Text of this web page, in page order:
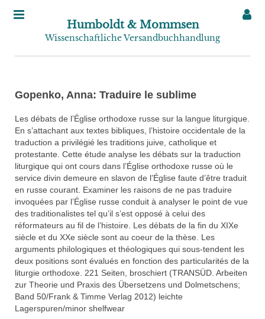
Humboldt & Mommsen
Wissenschaftliche Versandbuchhandlung
Gopenko, Anna: Traduire le sublime
Les débats de l’Église orthodoxe russe sur la langue liturgique.
En s’attachant aux textes bibliques, l’histoire occidentale de la
traduction a privilégié les traditions juive, catholique et
protestante. Cette étude analyse les débats sur la traduction
liturgique qui ont cours dans l’Église orthodoxe russe où le
service divin demeure en slavon de l’Église faute d’être traduit
en russe courant. Examiner les raisons de ne pas traduire
invoquées par l’Église russe conduit à analyser le point de vue
des traditionalistes tel qu’il s’est opposé à celui des
réformateurs au fil de l’histoire. Les débats de la fin du XIXe
siècle et du XXe siècle sont au coeur de la thèse. Les
arguments philologiques et théologiques qui sous-tendent les
deux positions sont évalués en fonction des particularités de la
liturgie orthodoxe. 221 Seiten, broschiert (TRANSÜD. Arbeiten
zur Theorie und Praxis des Übersetzens und Dolmetschens;
Band 50/Frank & Timme Verlag 2012) leichte
Lagerspuren/minor shelfwear